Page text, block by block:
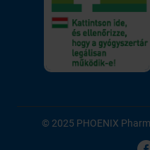
© 2025 PHOENIX